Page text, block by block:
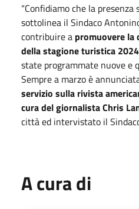
“Confidiamo che la presenza
sottolinea il Sindaco
contribuire a promuovere la
della stagione turistica 2024
state programmate nuove e
Sempre a marzo è
servizio sulla rivista
cura del giornalista Chris
città ed intervistato il
A cura di